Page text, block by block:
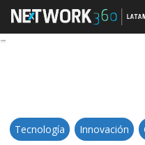
Tecnología Innovación